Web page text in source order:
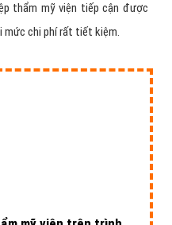
thẩm mỹ viện tiếp cận được
mức chi phí rất tiết kiệm.